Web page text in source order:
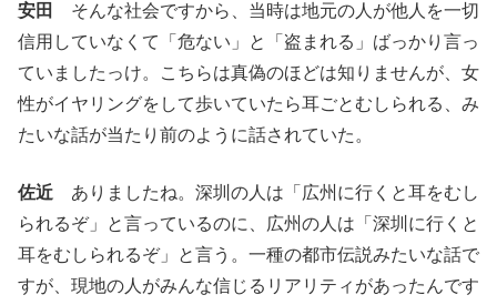
安田
そんな社会ですから、当時は地元の人が他人を一切
信用していなくて「危ない」と「盗まれる」ばっかり言っ
ていましたっけ。こちらは真偽のほどは知りませんが、女
性がイヤリングをして歩いていたら耳ごとむしられる、み
たいな話が当たり前のように話されていた。
佐近 ありましたね。深圳の人は「広州に行くと耳をむし
られるぞ」と言っているのに、広州の人は「深圳に行くと
耳をむしられるぞ」と言う。一種の都市伝説みたいな話で
すが、現地の人がみんな信じるリアリティがあったんです